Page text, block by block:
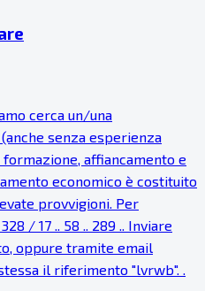
cerca un/una
senza esperienza
affiancamento e
economico è costituito
provvigioni. Per
/ 17 .. 58 .. 289 .. Inviare
oppure tramite email
il riferimento "lvrwb". .